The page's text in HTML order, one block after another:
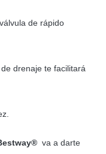
de rápido
drenaje te facilitará
va a darte